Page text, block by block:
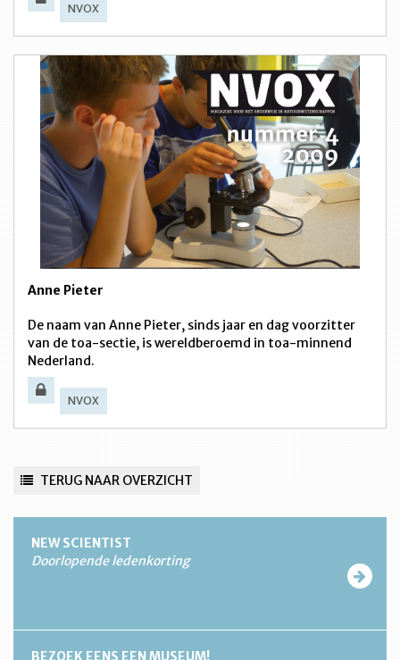
NVOX
Anne Pieter
De naam van Anne Pieter, sinds jaar en dag voorzitter
van de toa-sectie, is wereldberoemd in toa-minnend
Nederland.
NVOX
TERUG NAAR OVERZICHT
NEW SCIENTIST
Doorlopende ledenkorting
BEZOEK EENS EEN MUSEUM!